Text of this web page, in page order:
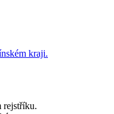
kraji.
rejstříku.